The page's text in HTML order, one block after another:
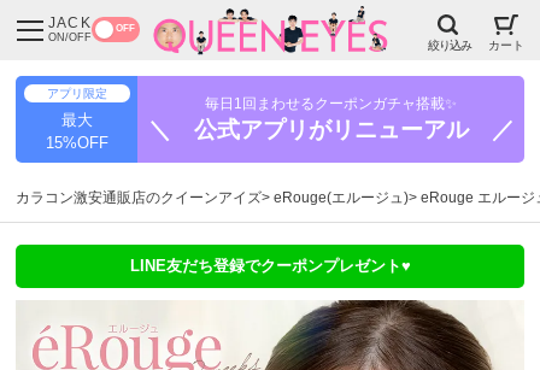
JACK
ON/OFF
OFF
絞り込み カート
アプリ限定
最大
15%OFF
毎日1回まわせるクーポンガチャ搭載✨
＼ 公式アプリがリニューアル ／
カラコン激安通販店のクイーンアイズ eRouge(エルージュ) eRouge エルージ
LINE友だち登録でクーポンプレゼント♥